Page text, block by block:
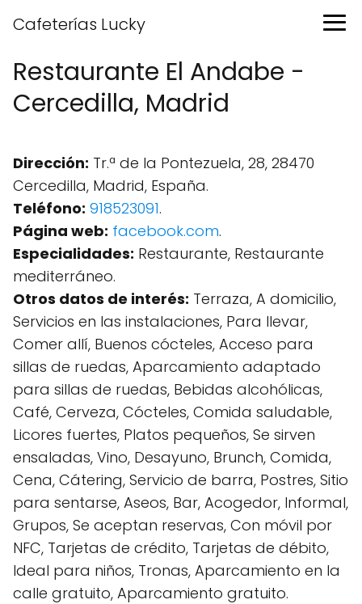
Cafeterías Lucky
Restaurante El Andabe -
Cercedilla, Madrid
Dirección: Tr.ª de la Pontezuela, 28, 28470
Cercedilla, Madrid, España.
Teléfono: 918523091.
Página web: facebook.com.
Especialidades: Restaurante, Restaurante
mediterráneo.
Otros datos de interés: Terraza, A domicilio,
Servicios en las instalaciones, Para llevar,
Comer allí, Buenos cócteles, Acceso para
sillas de ruedas, Aparcamiento adaptado
para sillas de ruedas, Bebidas alcohólicas,
Café, Cerveza, Cócteles, Comida saludable,
Licores fuertes, Platos pequeños, Se sirven
ensaladas, Vino, Desayuno, Brunch, Comida,
Cena, Cátering, Servicio de barra, Postres, Sitio
para sentarse, Aseos, Bar, Acogedor, Informal,
Grupos, Se aceptan reservas, Con móvil por
NFC, Tarjetas de crédito, Tarjetas de débito,
Ideal para niños, Tronas, Aparcamiento en la
calle gratuito, Aparcamiento gratuito.